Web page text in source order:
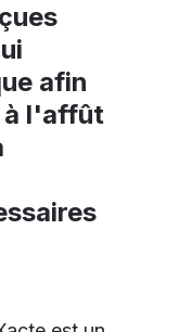
afin
à l'affût